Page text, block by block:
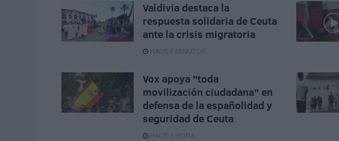
Valdivia destaca la
respuesta solidaria de Ceuta
ante la crisis migratoria
HACE 6 MINUTOS
Vox apoya "toda
movilización ciudadana" en
defensa de la españolidad y
seguridad de Ceuta
HACE 1 HORA